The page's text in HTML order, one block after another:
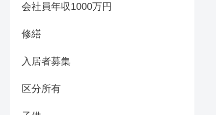
会社員年収1000万円
修繕
入居者募集
区分所有